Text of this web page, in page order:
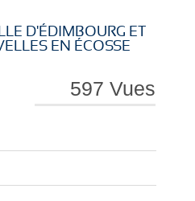
i
i
D'ÉDIMBOURG ET
EN ÉCOSSE
597 Vues